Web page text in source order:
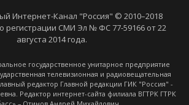
Интернет-Канал "Россия" © 2010–2018
регистрации СМИ Эл № ФС 77-59166 от 22
августа 2014 года.
государственное унитарное предприятие
телевизионная и радиовещательная
редактор Главной редакции ГИК "Россия" -
Редактор интернет-сайта филиала ВГТРК ГТРК